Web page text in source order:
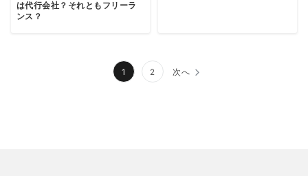
は代行会社？それともフリーラ
ンス？
1 2 次へ